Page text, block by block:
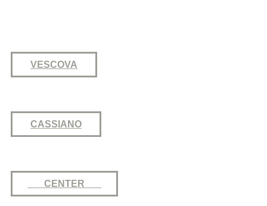
VESCOVA
CASSIANO
CENTER